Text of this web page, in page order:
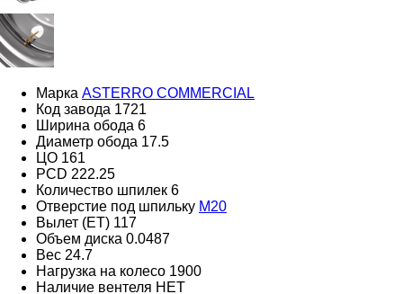
Марка ASTERRO COMMERCIAL
Код завода 1721
Ширина обода 6
Диаметр обода 17.5
ЦО 161
PCD 222.25
Количество шпилек 6
Отверстие под шпильку M20
Вылет (ET) 117
Объем диска 0.0487
Вес 24.7
Нагрузка на колесо 1900
Наличие вентеля НЕТ